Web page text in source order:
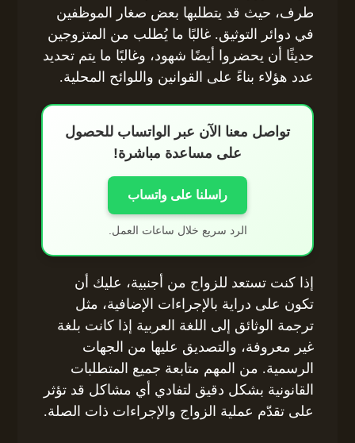
طرف، حيث قد يتطلبها بعض صغار الموظفين
في دوائر التوثيق. غالبًا ما يُطلب من المتزوجين
حديثًا أن يحضروا أيضًا شهود، وغالبًا ما يتم تحديد
عدد هؤلاء بناءً على القوانين واللوائح المحلية.
تواصل معنا الآن عبر الواتساب للحصول
على مساعدة مباشرة!
راسلنا على واتساب
الرد سريع خلال ساعات العمل.
إذا كنت تستعد للزواج من أجنبية، عليك أن
تكون على دراية بالإجراءات الإضافية، مثل
ترجمة الوثائق إلى اللغة العربية إذا كانت بلغة
غير معروفة، والتصديق عليها من الجهات
الرسمية. من المهم متابعة جميع المتطلبات
القانونية بشكل دقيق لتفادي أي مشاكل قد تؤثر
على تقدّم عملية الزواج والإجراءات ذات الصلة.